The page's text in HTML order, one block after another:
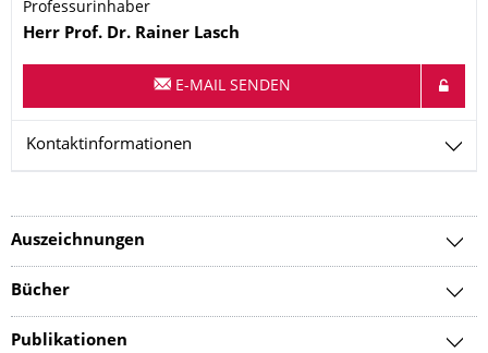
Professurinhaber
Name
Herr Prof. Dr. Rainer Lasch
E-MAIL SENDEN
Kontaktinformationen
Auszeichnungen
Bücher
Publikationen